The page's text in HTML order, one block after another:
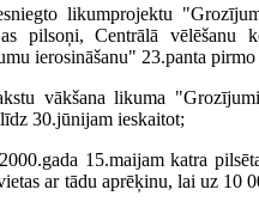
likumprojektu
pilsoņi, Centrālā vēlēšanu
ierosināšanu" 23.panta
vākšana likuma
30.jūnijam ieskaitot;
15.maijam katra
ar tādu aprēķinu, lai uz